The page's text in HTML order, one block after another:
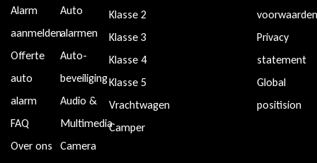
Alarm
aanmelden
Offerte
auto
alarm
FAQ
Over ons
Auto
alarmen
Auto-
beveiliging
Audio &
Multimedia
Camera
Klasse 2
Klasse 3
Klasse 4
Klasse 5
Vrachtwagen
Camper
Privacy
statement
Global
positision